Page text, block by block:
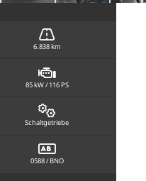
6.838 km
85 kW / 116 PS
Schaltgetriebe
0588 / BNO